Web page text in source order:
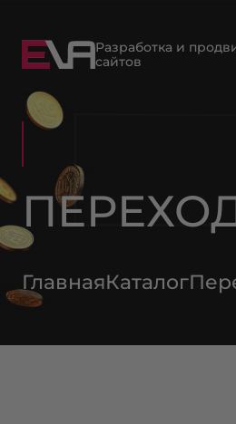
Разработка и
сайтов
ГлавнаяКаталог